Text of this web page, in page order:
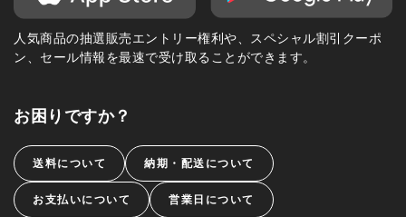
人気商品の抽選販売エントリー権利や、スペシャル割引クーポ
ン、セール情報を最速で受け取ることができます。
お困りですか？
送料について 納期・配送について
お支払いについて 営業日について